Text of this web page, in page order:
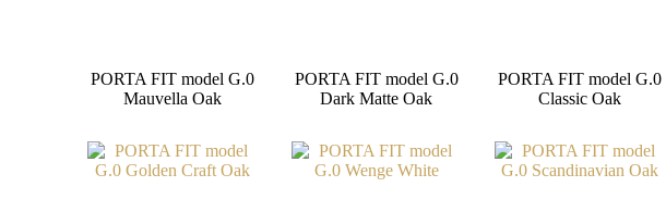
PORTA FIT model G.0
Mauvella Oak
PORTA FIT model G.0
Dark Matte Oak
PORTA FIT model G.0
Classic Oak